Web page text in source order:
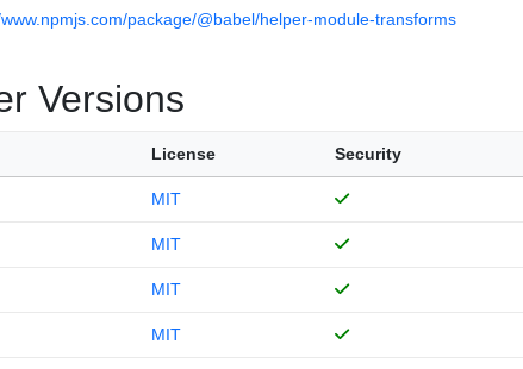
package/@babel/helper-module-transforms
Versions
License Security
MIT
MIT
MIT
MIT